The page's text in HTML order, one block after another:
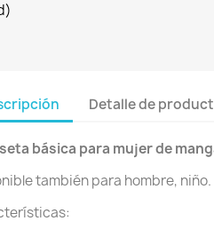
Detalle de
básica para mujer de
también para hombre, niño.